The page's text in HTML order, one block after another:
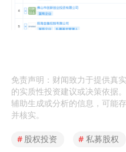
免责声明：财闻致力于提供真
的实质性投资建议或决策依据
辅助生成或分析的信息，可能
并核实。
# 股权投资 # 私募股权